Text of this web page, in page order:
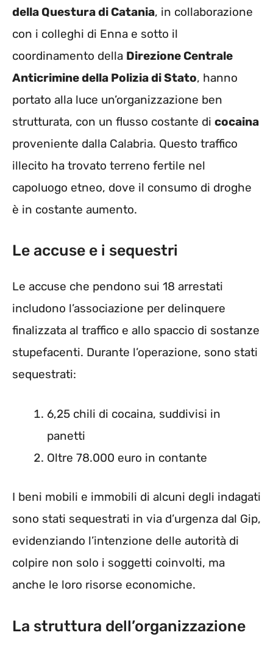
della Questura di Catania, in collaborazione
con i colleghi di Enna e sotto il
coordinamento della Direzione Centrale
Anticrimine della Polizia di Stato, hanno
portato alla luce un’organizzazione ben
strutturata, con un flusso costante di cocaina
proveniente dalla Calabria. Questo traffico
illecito ha trovato terreno fertile nel
capoluogo etneo, dove il consumo di droghe
è in costante aumento.
Le accuse e i sequestri
Le accuse che pendono sui 18 arrestati
includono l’associazione per delinquere
finalizzata al traffico e allo spaccio di sostanze
stupefacenti. Durante l’operazione, sono stati
sequestrati:
6,25 chili di cocaina, suddivisi in
panetti
Oltre 78.000 euro in contante
I beni mobili e immobili di alcuni degli indagati
sono stati sequestrati in via d’urgenza dal Gip,
evidenziando l’intenzione delle autorità di
colpire non solo i soggetti coinvolti, ma
anche le loro risorse economiche.
La struttura dell’organizzazione